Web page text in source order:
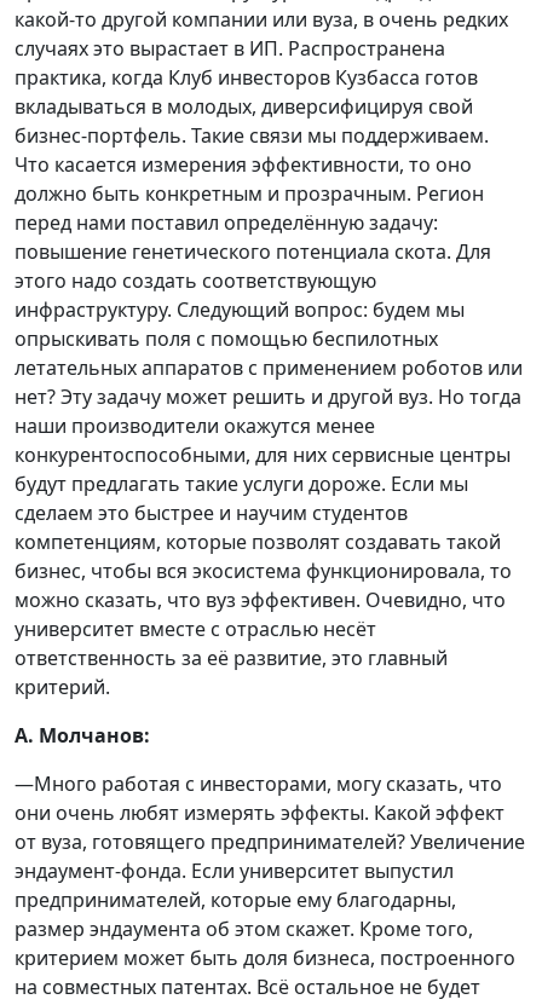
какой-то другой компании или вуза, в очень редких
случаях это вырастает в ИП. Распространена
практика, когда Клуб инвесторов Кузбасса готов
вкладываться в молодых, диверсифицируя свой
бизнес-портфель. Такие связи мы поддерживаем.
Что касается измерения эффективности, то оно
должно быть конкретным и прозрачным. Регион
перед нами поставил определённую задачу:
повышение генетического потенциала скота. Для
этого надо создать соответствующую
инфраструктуру. Следующий вопрос: будем мы
опрыскивать поля с помощью беспилотных
летательных аппаратов с применением роботов или
нет? Эту задачу может решить и другой вуз. Но тогда
наши производители окажутся менее
конкурентоспособными, для них сервисные центры
будут предлагать такие услуги дороже. Если мы
сделаем это быстрее и научим студентов
компетенциям, которые позволят создавать такой
бизнес, чтобы вся экосистема функционировала, то
можно сказать, что вуз эффективен. Очевидно, что
университет вместе с отраслью несёт
ответственность за её развитие, это главный
критерий.
А. Молчанов:
—Много работая с инвесторами, могу сказать, что
они очень любят измерять эффекты. Какой эффект
от вуза, готовящего предпринимателей? Увеличение
эндаумент-фонда. Если университет выпустил
предпринимателей, которые ему благодарны,
размер эндаумента об этом скажет. Кроме того,
критерием может быть доля бизнеса, построенного
на совместных патентах. Всё остальное не будет